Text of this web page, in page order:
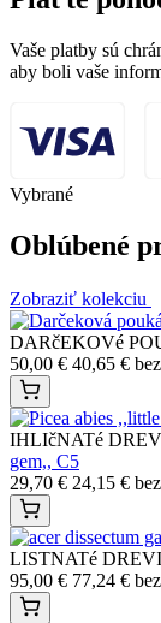
Vaše platby sú
aby boli vaše
Vybrané
Oblúbené
Zobraziť kolekciu
DARčEKOVé
50,00 € 40,65 €
IHLIčNATé
gem,, C5
29,70 € 24,15 €
LISTNATé
95,00 € 77,24 €